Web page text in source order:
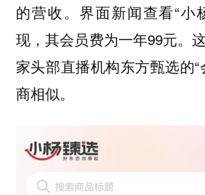
的营收。界面新闻查看“小
现，其会员费为一年99元。
家头部直播机构东方甄选的“
商相似。